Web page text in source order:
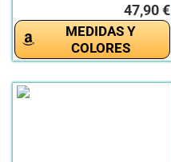
47,90 €
MEDIDAS Y
COLORES